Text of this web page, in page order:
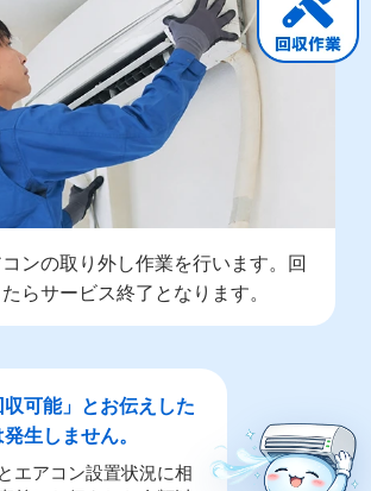
ンの取り外し作業を行います。回
らサービス終了となります。
可能」とお伝えした
生しません。
エアコン設置状況に相